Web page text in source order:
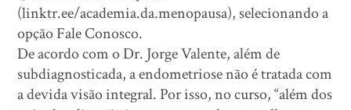
(linktr.ee/academia.da.menopausa), selecionando a
opção Fale Conosco.
De acordo com o Dr. Jorge Valente, além de
subdiagnosticada, a endometriose não é tratada com
a devida visão integral. Por isso, no curso, “além dos